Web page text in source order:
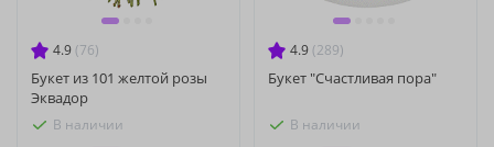
4.9 (76)
Букет из 101 желтой розы
Эквадор
В наличии
4.9 (289)
Букет "Счастливая пора"
В наличии